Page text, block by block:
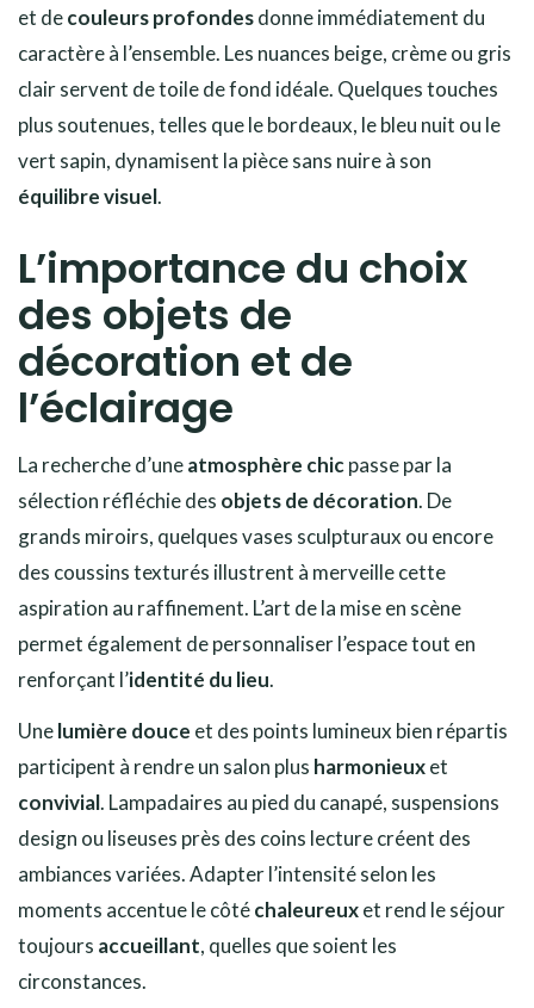
et decouleurs profondesdonne immédiatement du
caractère à l’ensemble. Les nuances beige, crème ou gris
clair servent de toile de fond idéale. Quelques touches
plus soutenues, telles que le bordeaux, le bleu nuit ou le
vert sapin, dynamisent la pièce sans nuire à son
équilibre visuel.
L’importance du choix
des objets de
décoration et de
l’éclairage
La recherche d’uneatmosphère chicpasse par la
sélection réfléchie des objets de décoration. De
grands miroirs, quelques vases sculpturaux ou encore
des coussins texturés illustrent à merveille cette
aspiration au raffinement. L’art de la mise en scène
permet également de personnaliser l’espace tout en
renforçant l’identité du lieu.
Unelumière douce et des points lumineux bien répartis
participent à rendre un salon plus harmonieuxet
convivial. Lampadaires au pied du canapé, suspensions
design ou liseuses près des coins lecture créent des
ambiances variées. Adapter l’intensité selon les
moments accentue le côtéchaleureuxet rend le séjour
toujours accueillant, quelles que soient les
circonstances.